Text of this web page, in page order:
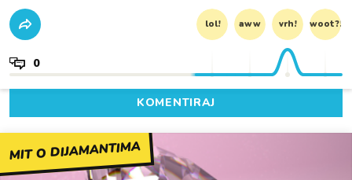
lol! aww vrh! woot?!
0
KOMENTIRAJ
MIT O DIJAMANTIMA